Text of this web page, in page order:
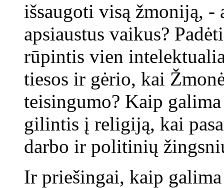
išsaugoti visą žmoniją, -
apsiaustus vaikus?
rūpintis vien
tiesos ir gėrio, kai
teisingumo? Kaip
gilintis į religiją, kai
darbo ir politinių
Ir priešingai, kaip